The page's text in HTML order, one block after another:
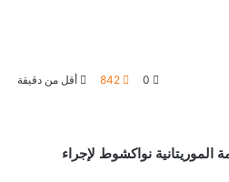
0
842 أقل من دقيقة
الموريتانية نواكشوط لإجراء